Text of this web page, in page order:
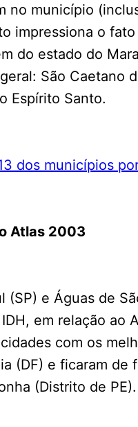
no município
impressiona o
do estado do
São Caetano
Espírito Santo.
dos municípios
Atlas 2003
(SP) e Águas de
em relação
com os
(DF) e ficaram
(Distrito de PE).